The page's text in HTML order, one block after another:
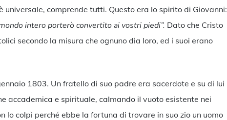
universale, comprende tutti. Questo era lo spirito di Giovanni:
intero porterò convertito ai vostri piedi”. Dato che Cristo
secondo la misura che ognuno dia loro, ed i suoi erano
1803. Un fratello di suo padre era sacerdote e su di lui
accademica e spirituale, calmando il vuoto esistente nei
lo colpì perché ebbe la fortuna di trovare in suo zio un uomo